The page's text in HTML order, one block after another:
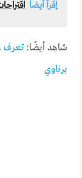
إقرأ أيضاً
شاهد أيضًا:تعرف
برناوي